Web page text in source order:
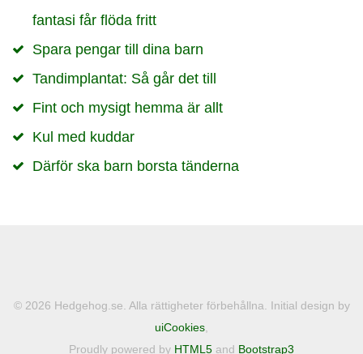
fantasi får flöda fritt
Spara pengar till dina barn
Tandimplantat: Så går det till
Fint och mysigt hemma är allt
Kul med kuddar
Därför ska barn borsta tänderna
© 2026 Hedgehog.se. Alla rättigheter förbehållna. Initial design by
uiCookies
Proudly powered by HTML5 and Bootstrap3